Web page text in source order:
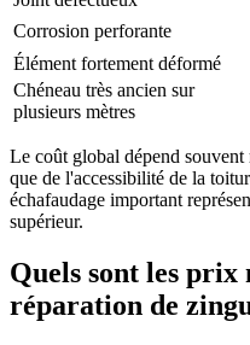
Corrosion perforante
Élément fortement déformé
Chéneau très ancien sur
plusieurs mètres
Le coût global dépend
que de l'accessibilité de la
échafaudage important
supérieur.
Quels sont les prix
réparation de